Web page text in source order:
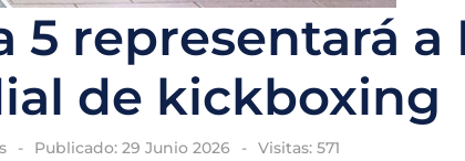
representará a
de kickboxing
Publicado: 29 Junio 2026 Visitas: 571